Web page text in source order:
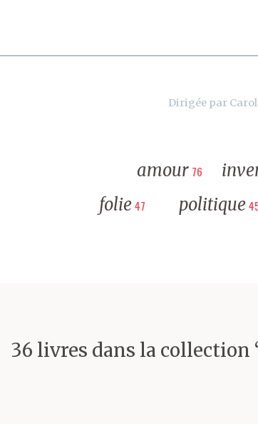
Dirigée par
amour 76
folie47 politique
36 livres dans la collection